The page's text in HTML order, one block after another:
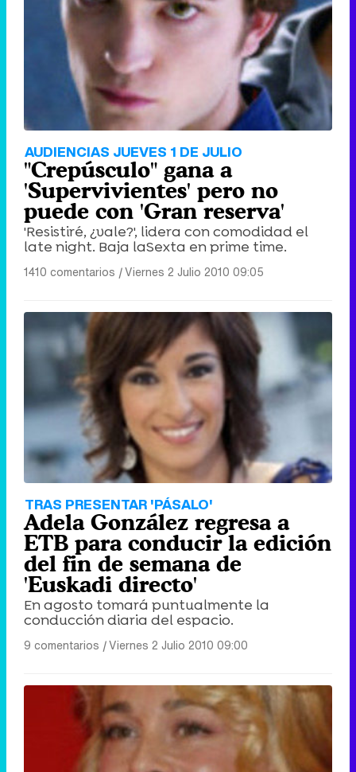
AUDIENCIAS JUEVES 1 DE JULIO
"Crepúsculo" gana a
'Supervivientes' pero no
puede con 'Gran reserva'
'Resistiré, ¿vale?', lidera con comodidad el
late night. Baja laSexta en prime time.
1410 comentarios |Viernes 2 Julio 2010 09:05
TRAS PRESENTAR 'PÁSALO'
Adela González regresa a
ETB para conducir la edición
del fin de semana de
'Euskadi directo'
En agosto tomará puntualmente la
conducción diaria del espacio.
9 comentarios |Viernes 2 Julio 2010 09:00